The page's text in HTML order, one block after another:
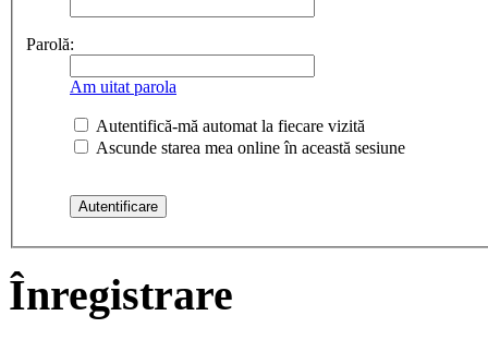
Parolă:
Am uitat parola
Autentifică-mă automat la fiecare vizită
Ascunde starea mea online în această sesiune
Înregistrare